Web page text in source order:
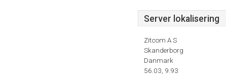
Server lokalisering
Zitcom A S
Skanderborg
Danmark
56.03, 9.93